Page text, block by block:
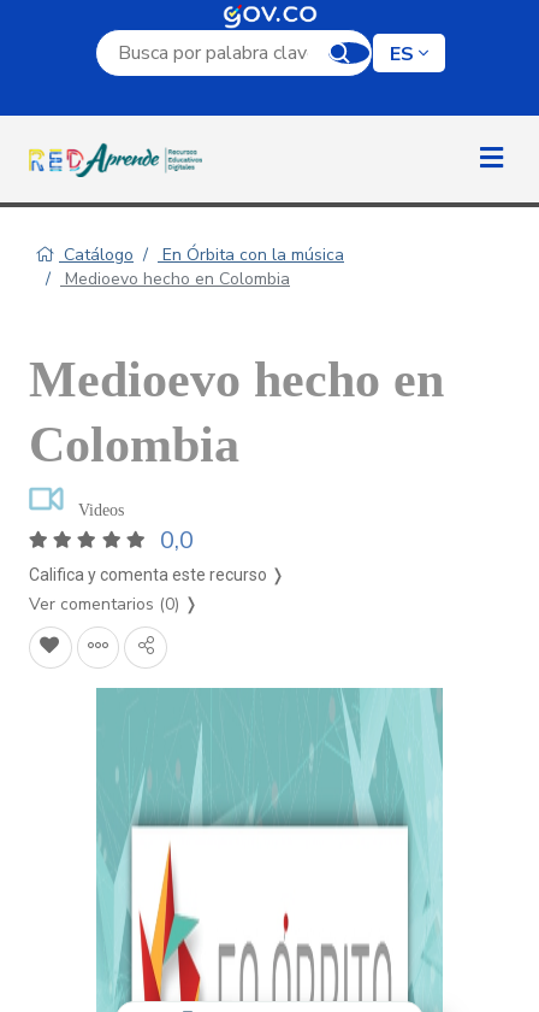
Campo de búsqueda por palabra clave
ES
Catálogo
En Órbita con la música
Medioevo hecho en Colombia
Medioevo hecho en
Colombia
Videos
0,0
Califica y comenta este recurso ❭
Ver comentarios (0) ❭